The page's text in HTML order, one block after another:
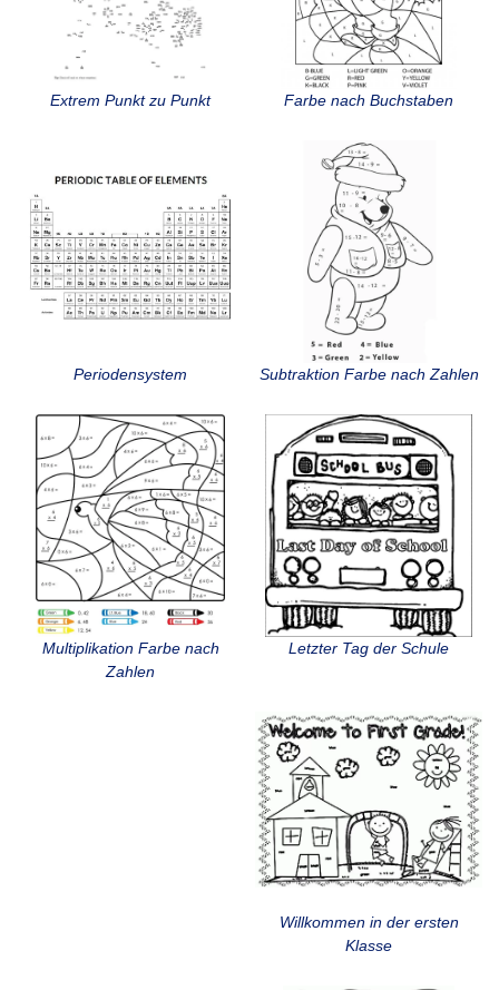
Extrem Punkt zu Punkt Farbe nach Buchstaben
Periodensystem Subtraktion Farbe nach Zahlen
Multiplikation Farbe nach
Zahlen
Letzter Tag der Schule
Willkommen in der ersten
Klasse